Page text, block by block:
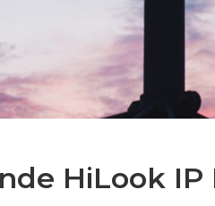
HiLook IP